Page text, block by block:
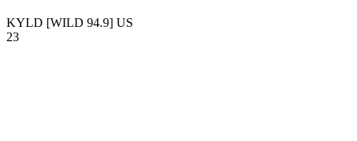
KYLD [WILD 94.9] US
23